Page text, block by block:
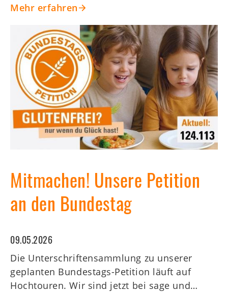
Mehr erfahren
Mitmachen! Unsere Petition
an den Bundestag
09.05.2026
Die Unterschriftensammlung zu unserer
geplanten Bundestags-Petition läuft auf
Hochtouren. Wir sind jetzt bei sage und…